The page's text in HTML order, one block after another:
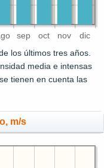
sep oct nov dic
los últimos tres años.
media e intensas
tienen en cuenta las
m/s